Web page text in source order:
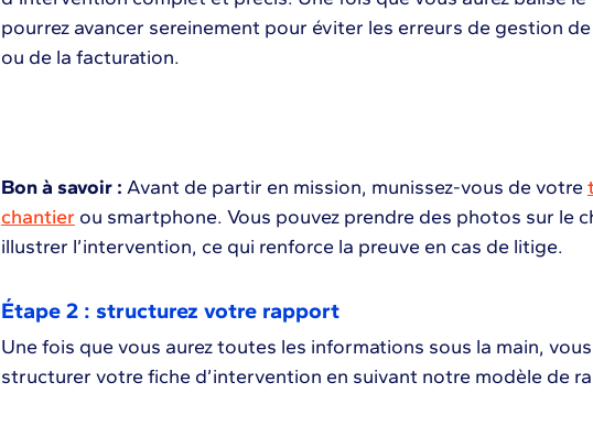
pourrez avancer sereinement pour éviter les erreurs de gestion
ou de la facturation.
Bon à savoir : Avant de partir en mission, munissez-vous de votre
chantierou smartphone. Vous pouvez prendre des photos sur le
illustrer l’intervention, ce qui renforce la preuve en cas de litige.
Étape 2 : structurez votre rapport
Une fois que vous aurez toutes les informations sous la main, vous
structurer votre fiche d’intervention en suivant notre modèle de